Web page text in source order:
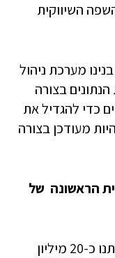
השיווקית
בנינו מערכת ניהול
בצורה
כדי להגדיל את
מעודכן בצורה
הראשונה של
ניתנו כ-18 מיליון שח. בשנת 2015 ניתנו כ-20 מיליון